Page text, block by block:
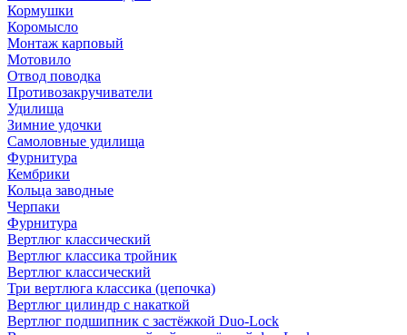
Кормушки
Коромысло
Монтаж карповый
Мотовило
Отвод поводка
Противозакручиватели
Удилища
Зимние удочки
Самоловные удилища
Фурнитура
Кембрики
Кольца заводные
Черпаки
Фурнитура
Вертлюг классический
Вертлюг классика тройник
Вертлюг классический
Три вертлюга классика (цепочка)
Вертлюг цилиндр с накаткой
Вертлюг подшипник с застёжкой Duo-Lock